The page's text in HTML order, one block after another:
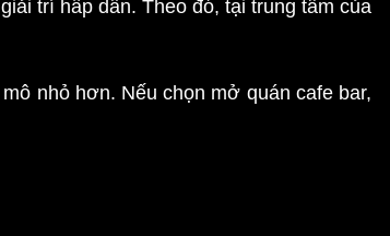
trí hấp dẫn. Theo đó, tại trung tâm của
nhỏ hơn. Nếu chọn mở quán cafe bar,